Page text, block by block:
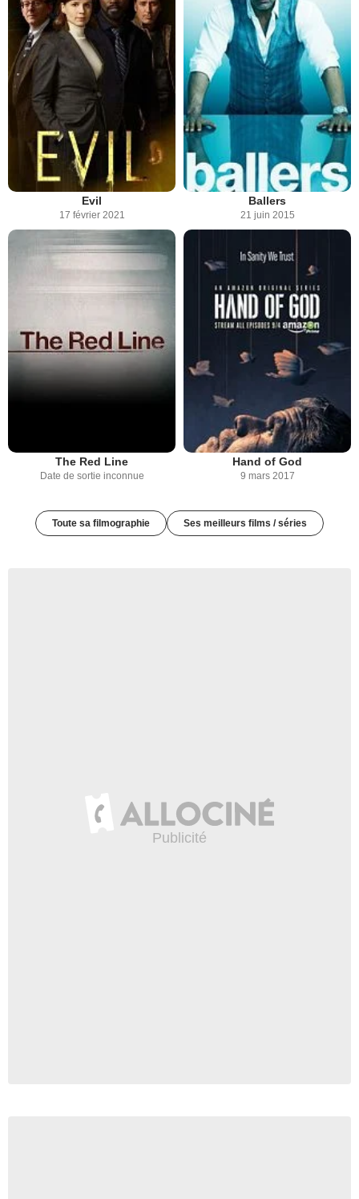
Evil
17 février 2021
Ballers
21 juin 2015
The Red Line
Date de sortie inconnue
Hand of God
9 mars 2017
Toute sa filmographie Ses meilleurs films / séries